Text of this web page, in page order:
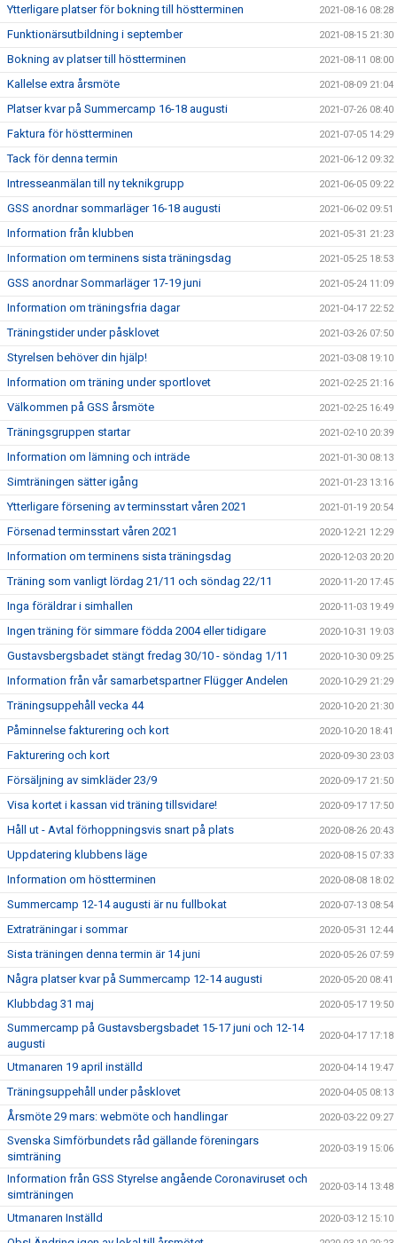
Ytterligare platser för bokning till höstterminen 2021-08-16 08:28
Funktionärsutbildning i september 2021-08-15 21:30
Bokning av platser till höstterminen 2021-08-11 08:00
Kallelse extra årsmöte 2021-08-09 21:04
Platser kvar på Summercamp 16-18 augusti 2021-07-26 08:40
Faktura för höstterminen 2021-07-05 14:29
Tack för denna termin 2021-06-12 09:32
Intresseanmälan till ny teknikgrupp 2021-06-05 09:22
GSS anordnar sommarläger 16-18 augusti 2021-06-02 09:51
Information från klubben 2021-05-31 21:23
Information om terminens sista träningsdag 2021-05-25 18:53
GSS anordnar Sommarläger 17-19 juni 2021-05-24 11:09
Information om träningsfria dagar 2021-04-17 22:52
Träningstider under påsklovet 2021-03-26 07:50
Styrelsen behöver din hjälp! 2021-03-08 19:10
Information om träning under sportlovet 2021-02-25 21:16
Välkommen på GSS årsmöte 2021-02-25 16:49
Träningsgruppen startar 2021-02-10 20:39
Information om lämning och inträde 2021-01-30 08:13
Simträningen sätter igång 2021-01-23 13:16
Ytterligare försening av terminsstart våren 2021 2021-01-19 20:54
Försenad terminsstart våren 2021 2020-12-21 12:29
Information om terminens sista träningsdag 2020-12-03 20:20
Träning som vanligt lördag 21/11 och söndag 22/11 2020-11-20 17:45
Inga föräldrar i simhallen 2020-11-03 19:49
Ingen träning för simmare födda 2004 eller tidigare 2020-10-31 19:03
Gustavsbergsbadet stängt fredag 30/10 - söndag 1/11 2020-10-30 09:25
Information från vår samarbetspartner Flügger Andelen 2020-10-29 21:29
Träningsuppehåll vecka 44 2020-10-20 21:30
Påminnelse fakturering och kort 2020-10-20 18:41
Fakturering och kort 2020-09-30 23:03
Försäljning av simkläder 23/9 2020-09-17 21:50
Visa kortet i kassan vid träning tillsvidare! 2020-09-17 17:50
Håll ut - Avtal förhoppningsvis snart på plats 2020-08-26 20:43
Uppdatering klubbens läge 2020-08-15 07:33
Information om höstterminen 2020-08-08 18:02
Summercamp 12-14 augusti är nu fullbokat 2020-07-13 08:54
Extraträningar i sommar 2020-05-31 12:44
Sista träningen denna termin är 14 juni 2020-05-26 07:59
Några platser kvar på Summercamp 12-14 augusti 2020-05-20 08:41
Klubbdag 31 maj 2020-05-17 19:50
Summercamp på Gustavsbergsbadet 15-17 juni och 12-14
augusti
2020-04-17 17:18
Utmanaren 19 april inställd 2020-04-14 19:47
Träningsuppehåll under påsklovet 2020-04-05 08:13
Årsmöte 29 mars: webmöte och handlingar 2020-03-22 09:27
Svenska Simförbundets råd gällande föreningars
simträning
2020-03-19 15:06
Information från GSS Styrelse angående Coronaviruset och
simträningen
2020-03-14 13:48
Utmanaren Inställd 2020-03-12 15:10